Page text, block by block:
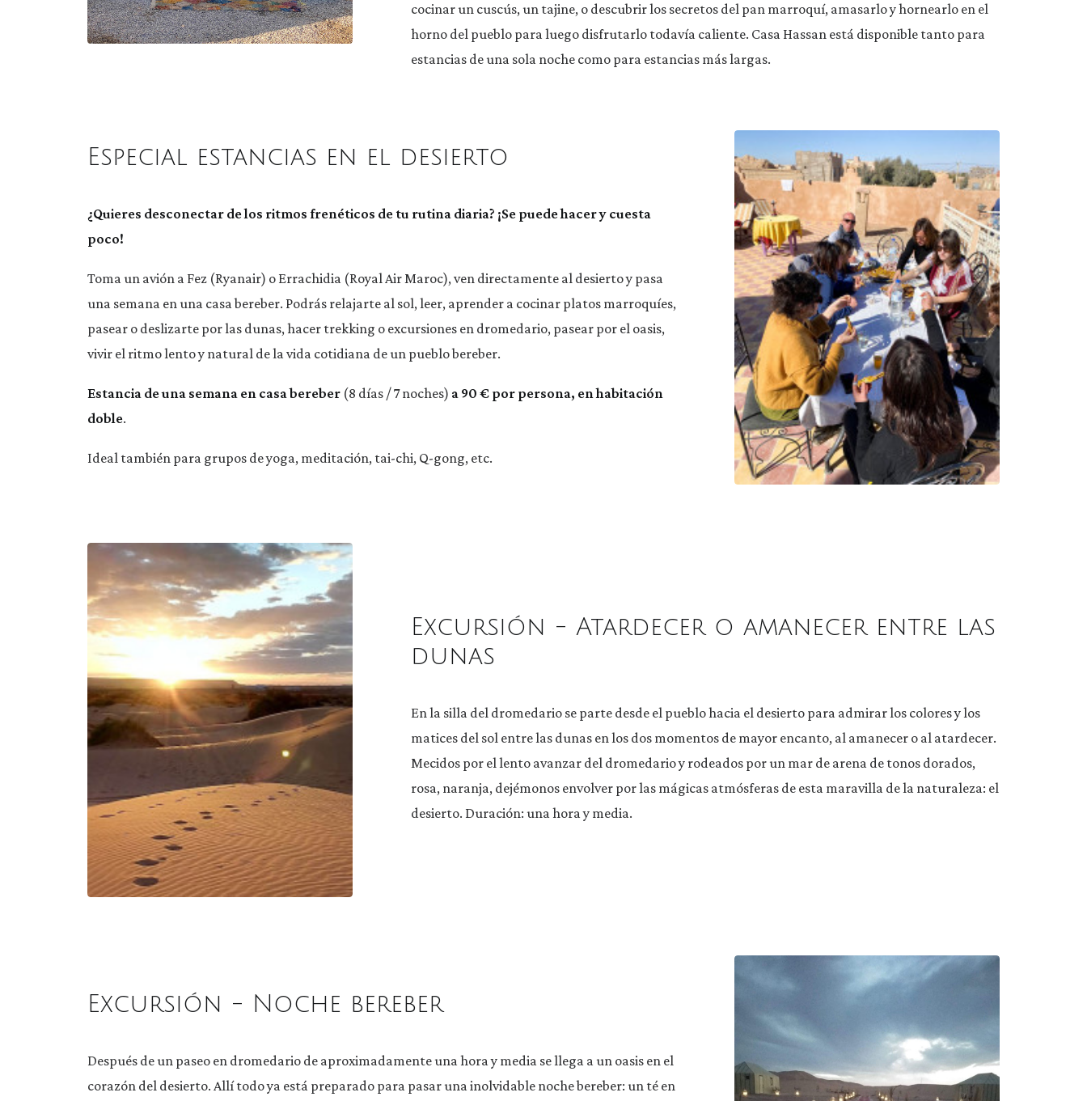
cocinar un cuscús, un tajine, o descubrir los secretos del pan marroquí, amasarlo y hornearlo en el
horno del pueblo para luego disfrutarlo todavía caliente. Casa Hassan está disponible tanto para
estancias de una sola noche como para estancias más largas.
Especial estancias en el desierto
¿Quieres desconectar de los ritmos frenéticos de tu rutina diaria? ¡Se puede hacer y cuesta
poco!
Toma un avión a Fez (Ryanair) o Errachidia (Royal Air Maroc), ven directamente al desierto y pasa
una semana en una casa bereber. Podrás relajarte al sol, leer, aprender a cocinar platos marroquíes,
pasear o deslizarte por las dunas, hacer trekking o excursiones en dromedario, pasear por el oasis,
vivir el ritmo lento y natural de la vida cotidiana de un pueblo bereber.
Estancia de una semana en casa bereber (8 días / 7 noches) a 90 € por persona, en habitación
doble.
Ideal también para grupos de yoga, meditación, tai-chi, Q-gong, etc.
Excursión - Atardecer o amanecer entre las
dunas
En la silla del dromedario se parte desde el pueblo hacia el desierto para admirar los colores y los
matices del sol entre las dunas en los dos momentos de mayor encanto, al amanecer o al atardecer.
Mecidos por el lento avanzar del dromedario y rodeados por un mar de arena de tonos dorados,
rosa, naranja, dejémonos envolver por las mágicas atmósferas de esta maravilla de la naturaleza: el
desierto. Duración: una hora y media.
Excursión - Noche bereber
Después de un paseo en dromedario de aproximadamente una hora y media se llega a un oasis en el
corazón del desierto. Allí todo ya está preparado para pasar una inolvidable noche bereber: un té en